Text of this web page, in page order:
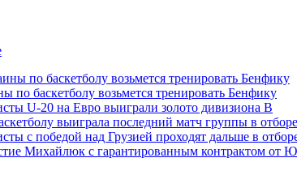
по баскетболу возьмется тренировать Бенфику
U-20 на Евро выиграли золото дивизиона В
выиграла последний матч группы в
с победой над Грузией проходят дальше в
Михайлюк с гарантированным контрактом от